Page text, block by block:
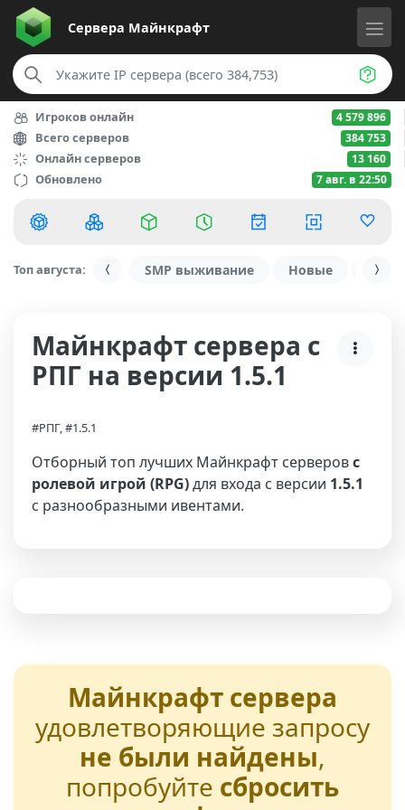
Сервера Майнкрафт
Игроков онлайн 4 579 896
Всего серверов 384 753
Онлайн серверов 13 160
Обновлено 7 авг. в 22:50
Топ августа: SMP выживание Новые С
Майнкрафт сервера с
РПГ на версии 1.5.1
#РПГ, #1.5.1
Отборный топ лучших Майнкрафт серверовс
ролевой игрой (RPG)для входа с версии 1.5.1
с разнообразными ивентами.
Майнкрафт сервера
удовлетворяющие запросу
не были найдены,
попробуйте сбросить